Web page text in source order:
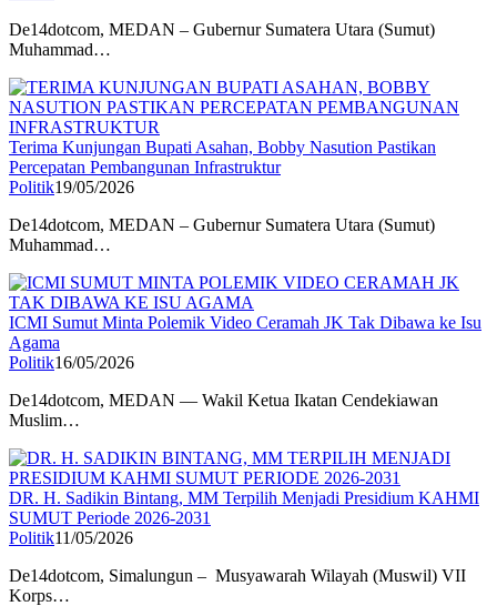
De14dotcom, MEDAN – Gubernur Sumatera Utara (Sumut)
Muhammad…
Terima Kunjungan Bupati Asahan, Bobby Nasution Pastikan
Percepatan Pembangunan Infrastruktur
Politik19/05/2026
De14dotcom, MEDAN – Gubernur Sumatera Utara (Sumut)
Muhammad…
ICMI Sumut Minta Polemik Video Ceramah JK Tak Dibawa ke Isu
Agama
Politik16/05/2026
De14dotcom, MEDAN — Wakil Ketua Ikatan Cendekiawan
Muslim…
DR. H. Sadikin Bintang, MM Terpilih Menjadi Presidium KAHMI
SUMUT Periode 2026-2031
Politik11/05/2026
De14dotcom, Simalungun – Musyawarah Wilayah (Muswil) VII
Korps…